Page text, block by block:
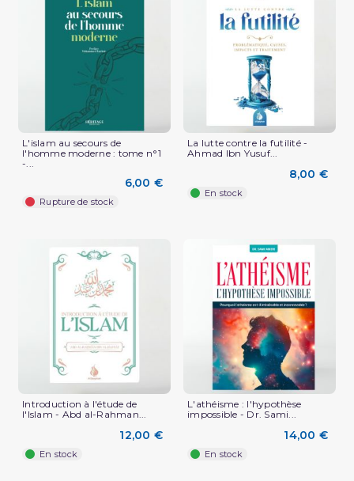
L'islam au secours de
l'homme moderne : tome n°1
-...
6,00 €
Rupture de stock
La lutte contre la futilité -
Ahmad Ibn Yusuf...
8,00 €
En stock
Introduction à l'étude de
l'Islam - Abd al-Rahman...
12,00 €
En stock
L'athéisme : l'hypothèse
impossible - Dr. Sami...
14,00 €
En stock